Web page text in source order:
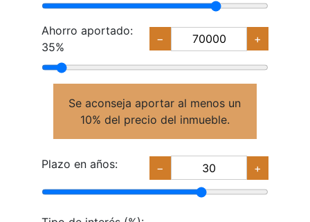
Ahorro aportado:
35%
− +
Se aconseja aportar al menos un
10% del precio del inmueble.
Plazo en años: − +